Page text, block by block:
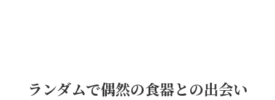
ランダムで偶然の食器との出会い